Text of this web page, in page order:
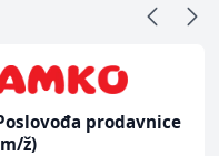
prodavnice
ž)